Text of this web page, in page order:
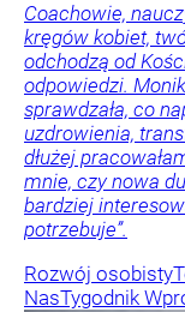
Coachowie,
kręgów kobiet,
odchodzą od
odpowiedzi.
sprawdzała, co
uzdrowienia,
dłużej
mnie, czy nowa
bardziej
potrzebuje”.
Rozwój osobisty
NasTygodnik